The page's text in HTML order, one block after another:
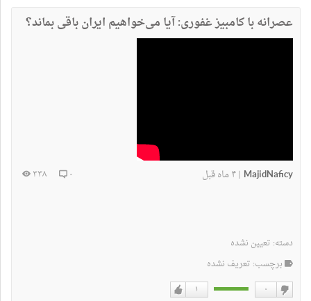
عصرانه با کامبیز غفوری: آیا می‌خواهیم ایران باقی بماند؟
MajidNaficy
|۴ ماه قبل ۰ ۳۳۸
دسته: تعیین نشده
برچسب: تعریف نشده
۱ ۰